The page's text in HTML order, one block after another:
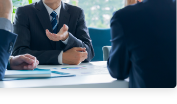
票・求人原稿 面接・選考・応募者対応
体 採用支援・採用代行